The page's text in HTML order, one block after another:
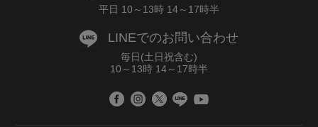
平日 10～13時 14～17時半
LINEでのお問い合わせ
毎日(土日祝含む)
10～13時 14～17時半